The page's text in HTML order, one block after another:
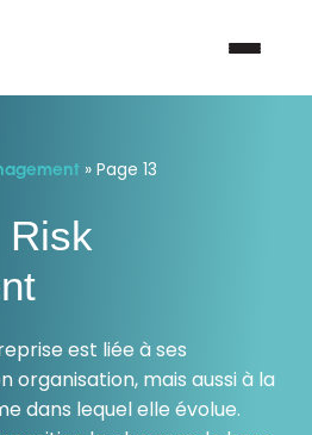
contacter
» Page 13
Risk
est liée à ses
organisation, mais aussi à la
dans lequel elle évolue.